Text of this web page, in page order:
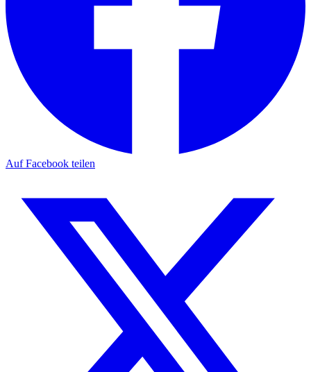
Auf Facebook teilen